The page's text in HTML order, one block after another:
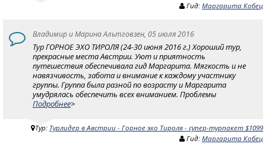
Гид: Маргарита Кобец
Владимир и Марина Альтговзен, 05 июля 2016
Тур ГОРНОЕ ЭХО ТИРОЛЯ (24-30 июня 2016 г.) Хороший тур,
прекрасные места Австрии. Уют и приятность
путешествия обеспечивала гид Маргарита. Мягкость и не
навязчивость, забота и внимание к каждому участнику
группы. Группа была разной по возрасту и Маргарита
умудрялась обеспечить всех вниманием. Проблемы
Подробнее>
Тур: Турлидер в Австрии - Горное эхо Тироля - супер-турпакет $1099
Гид: Маргарита Кобец